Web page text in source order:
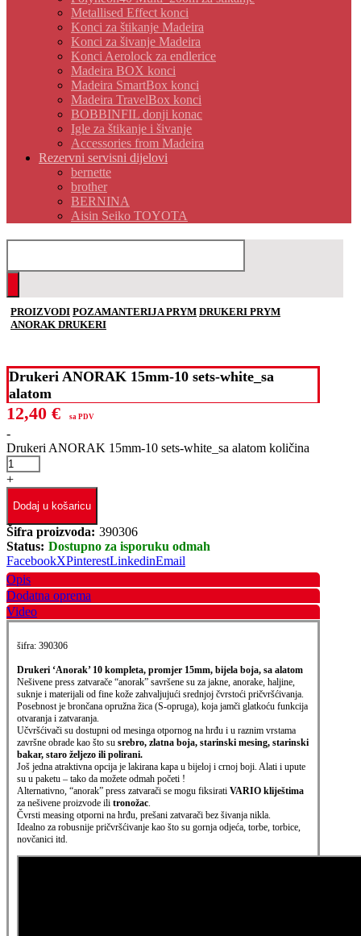
Metallised Effect konci
Konci za štikanje Madeira
Konci za šivanje Madeira
Konci Aerolock za endlerice
Madeira BOX konci
Madeira SmartBox konci
Madeira TravelBox konci
BOBBINFIL donji konac
Igle za štikanje i šivanje
Accessories from Madeira
Rezervni servisni dijelovi
bernette
brother
BERNINA
Aisin Seiko TOYOTA
PROIZVODI POZAMANTERIJA PRYM DRUKERI PRYM
ANORAK DRUKERI
Drukeri ANORAK 15mm-10 sets-white_sa
alatom
12,40 € sa PDV
-
Drukeri ANORAK 15mm-10 sets-white_sa alatom količina
+
Dodaj u košaricu
Šifra proizvoda: 390306
Status: Dostupno za isporuku odmah
FacebookXPinterestLinkedinEmail
Opis
Dodatna oprema
Video
šifra: 390306
Drukeri ‘Anorak’ 10 kompleta, promjer 15mm, bijela boja, sa alatom
Nešivene press zatvarače “anorak” savršene su za jakne, anorake, haljine,
suknje i materijali od fine kože zahvaljujući srednjoj čvrstoći pričvršćivanja.
Posebnost je brončana opružna žica (S-opruga), koja jamči glatkoću funkcija
otvaranja i zatvaranja.
Učvršćivači su dostupni od mesinga otpornog na hrđu i u raznim vrstama
završne obrade kao što su srebro, zlatna boja, starinski mesing, starinski
bakar, staro željezo ili polirani.
Još jedna atraktivna opcija je lakirana kapa u bijeloj i crnoj boji. Alati i upute
su u paketu – tako da možete odmah početi !
Alternativno, “anorak” press zatvarači se mogu fiksirati VARIO kliještima
za nešivene proizvode ili tronožac.
Čvrsti measing otporni na hrđu, prešani zatvarači bez šivanja nikla.
Idealno za robusnije pričvršćivanje kao što su gornja odjeća, torbe, torbice,
novčanici itd.